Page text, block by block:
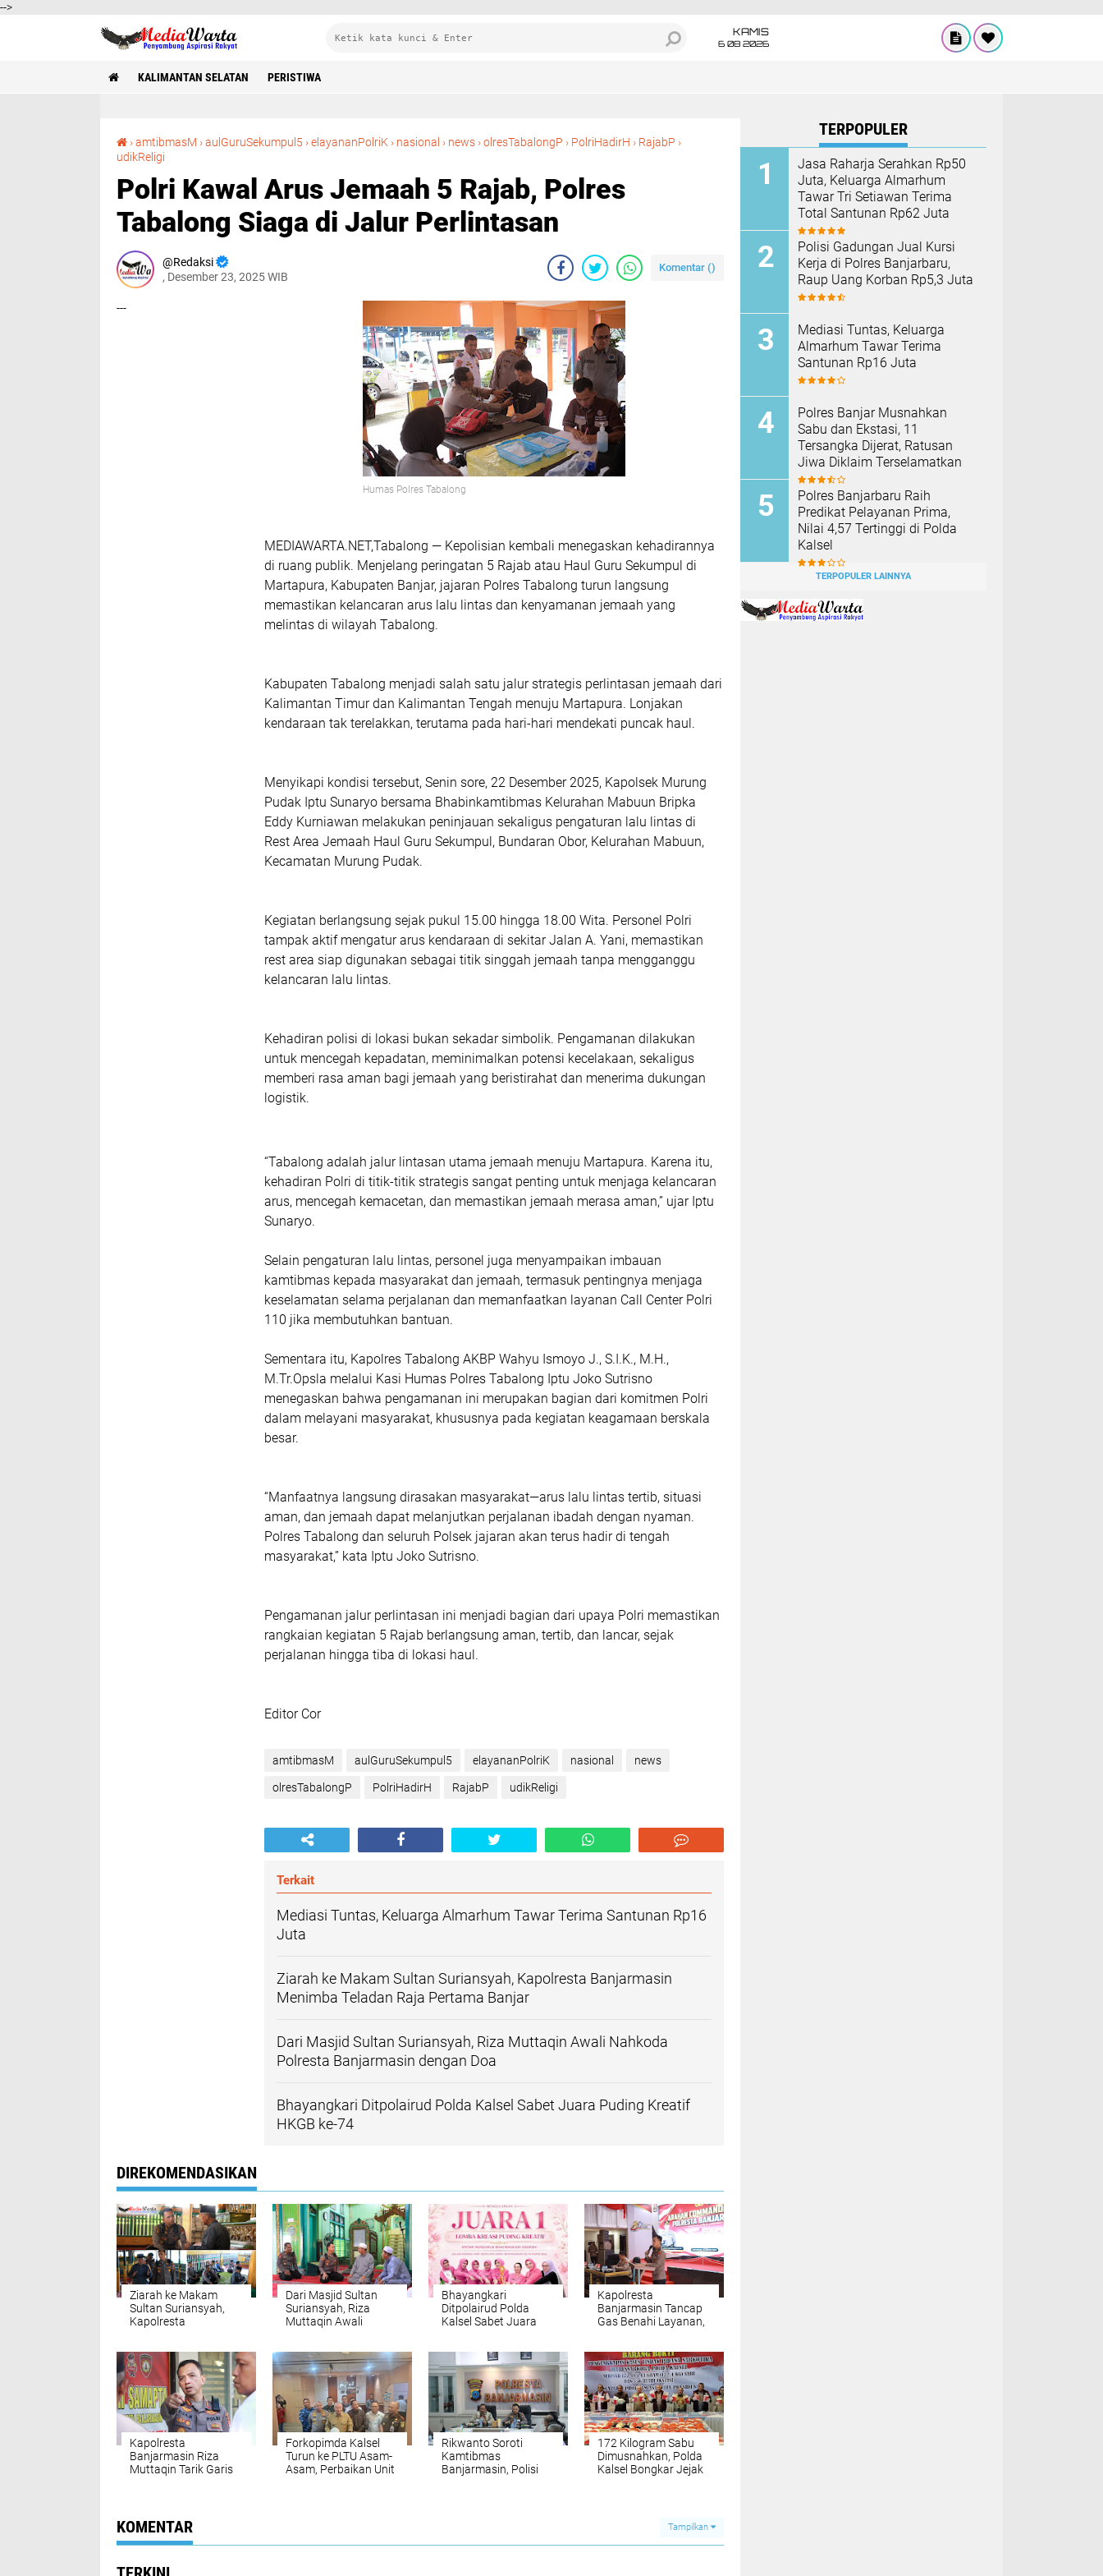
-->
KAMIS
6 08 2026
KALIMANTAN SELATAN PERISTIWA
›amtibmasM ›aulGuruSekumpul5 ›elayananPolriK › nasional › news ›olresTabalongP › PolriHadirH › RajabP ›
udikReligi
Polri Kawal Arus Jemaah 5 Rajab, Polres
Tabalong Siaga di Jalur Perlintasan
Redaksi
, Desember 23, 2025 WIB
Komentar ()
---
Humas Polres Tabalong
MEDIAWARTA.NET,Tabalong — Kepolisian kembali menegaskan kehadirannya
di ruang publik. Menjelang peringatan 5 Rajab atau Haul Guru Sekumpul di
Martapura, Kabupaten Banjar, jajaran Polres Tabalong turun langsung
memastikan kelancaran arus lalu lintas dan kenyamanan jemaah yang
melintas di wilayah Tabalong.
Kabupaten Tabalong menjadi salah satu jalur strategis perlintasan jemaah dari
Kalimantan Timur dan Kalimantan Tengah menuju Martapura. Lonjakan
kendaraan tak terelakkan, terutama pada hari-hari mendekati puncak haul.
Menyikapi kondisi tersebut, Senin sore, 22 Desember 2025, Kapolsek Murung
Pudak Iptu Sunaryo bersama Bhabinkamtibmas Kelurahan Mabuun Bripka
Eddy Kurniawan melakukan peninjauan sekaligus pengaturan lalu lintas di
Rest Area Jemaah Haul Guru Sekumpul, Bundaran Obor, Kelurahan Mabuun,
Kecamatan Murung Pudak.
Kegiatan berlangsung sejak pukul 15.00 hingga 18.00 Wita. Personel Polri
tampak aktif mengatur arus kendaraan di sekitar Jalan A. Yani, memastikan
rest area siap digunakan sebagai titik singgah jemaah tanpa mengganggu
kelancaran lalu lintas.
Kehadiran polisi di lokasi bukan sekadar simbolik. Pengamanan dilakukan
untuk mencegah kepadatan, meminimalkan potensi kecelakaan, sekaligus
memberi rasa aman bagi jemaah yang beristirahat dan menerima dukungan
logistik.
“Tabalong adalah jalur lintasan utama jemaah menuju Martapura. Karena itu,
kehadiran Polri di titik-titik strategis sangat penting untuk menjaga kelancaran
arus, mencegah kemacetan, dan memastikan jemaah merasa aman,” ujar Iptu
Sunaryo.
Selain pengaturan lalu lintas, personel juga menyampaikan imbauan
kamtibmas kepada masyarakat dan jemaah, termasuk pentingnya menjaga
keselamatan selama perjalanan dan memanfaatkan layanan Call Center Polri
110 jika membutuhkan bantuan.
Sementara itu, Kapolres Tabalong AKBP Wahyu Ismoyo J., S.I.K., M.H.,
M.Tr.Opsla melalui Kasi Humas Polres Tabalong Iptu Joko Sutrisno
menegaskan bahwa pengamanan ini merupakan bagian dari komitmen Polri
dalam melayani masyarakat, khususnya pada kegiatan keagamaan berskala
besar.
“Manfaatnya langsung dirasakan masyarakat—arus lalu lintas tertib, situasi
aman, dan jemaah dapat melanjutkan perjalanan ibadah dengan nyaman.
Polres Tabalong dan seluruh Polsek jajaran akan terus hadir di tengah
masyarakat,” kata Iptu Joko Sutrisno.
Pengamanan jalur perlintasan ini menjadi bagian dari upaya Polri memastikan
rangkaian kegiatan 5 Rajab berlangsung aman, tertib, dan lancar, sejak
perjalanan hingga tiba di lokasi haul.
Editor Cor
amtibmasM aulGuruSekumpul5 elayananPolriK nasional news
olresTabalongP PolriHadirH RajabP udikReligi
Terkait
Mediasi Tuntas, Keluarga Almarhum Tawar Terima Santunan Rp16
Juta
Ziarah ke Makam Sultan Suriansyah, Kapolresta Banjarmasin
Menimba Teladan Raja Pertama Banjar
Dari Masjid Sultan Suriansyah, Riza Muttaqin Awali Nahkoda
Polresta Banjarmasin dengan Doa
Bhayangkari Ditpolairud Polda Kalsel Sabet Juara Puding Kreatif
HKGB ke-74
DIREKOMENDASIKAN
Ziarah ke Makam
Sultan Suriansyah,
Kapolresta
Raja Pertama Banjar
Dari Masjid Sultan
Suriansyah, Riza
Muttaqin Awali
Doa
Bhayangkari
Ditpolairud Polda
Kalsel Sabet Juara
Kapolresta
Banjarmasin Tancap
Gas Benahi Layanan,
Kapolresta
Banjarmasin Riza
Muttaqin Tarik Garis
hingga Wilayah
Forkopimda Kalsel
Turun ke PLTU Asam-
Asam, Perbaikan Unit
Rikwanto Soroti
Kamtibmas
Banjarmasin, Polisi
172 Kilogram Sabu
Dimusnahkan, Polda
Kalsel Bongkar Jejak
KOMENTAR Tampilkan
TERPOPULER
Jasa Raharja Serahkan Rp50
Juta, Keluarga Almarhum
Tawar Tri Setiawan Terima
Total Santunan Rp62 Juta
Polisi Gadungan Jual Kursi
Kerja di Polres Banjarbaru,
Raup Uang Korban Rp5,3 Juta
Mediasi Tuntas, Keluarga
Almarhum Tawar Terima
Santunan Rp16 Juta
Polres Banjar Musnahkan
Sabu dan Ekstasi, 11
Tersangka Dijerat, Ratusan
Jiwa Diklaim Terselamatkan
Polres Banjarbaru Raih
Predikat Pelayanan Prima,
Nilai 4,57 Tertinggi di Polda
Kalsel
TERPOPULER LAINNYA